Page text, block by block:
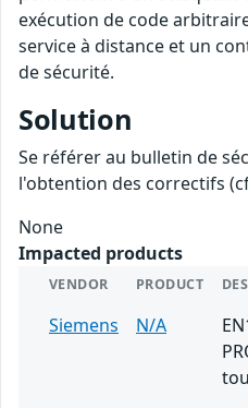
exécution de code
service à distance et un
de sécurité.
Solution
Se référer au bulletin de
l'obtention des correctifs
None
Impacted products
VENDOR PRODUCT
Siemens N/A